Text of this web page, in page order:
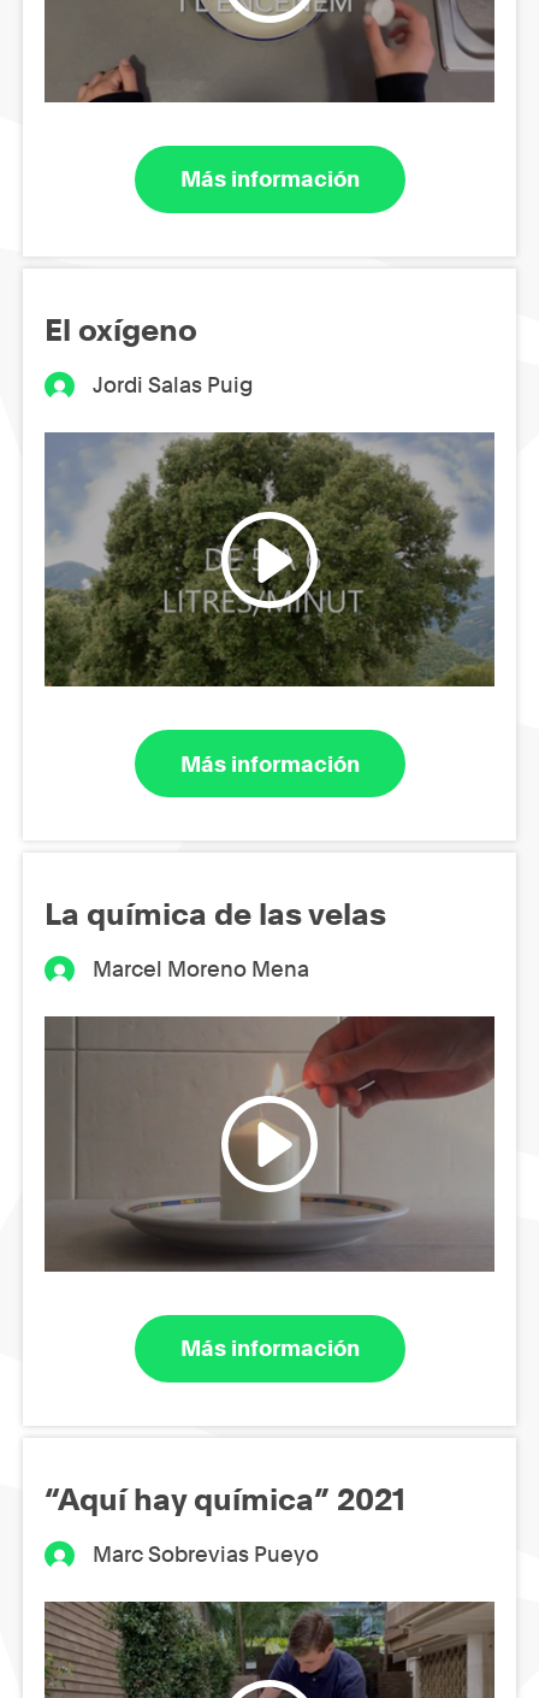
Más información
El oxígeno
Jordi Salas Puig
Más información
La química de las velas
Marcel Moreno Mena
Más información
“Aquí hay química” 2021
Marc Sobrevias Pueyo